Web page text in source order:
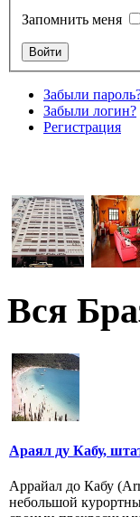
Запомнить меня
Забыли
Забыли логин?
Регистрация
Вся
Араял ду Кабу,
Аррайал до Кабу
небольшой